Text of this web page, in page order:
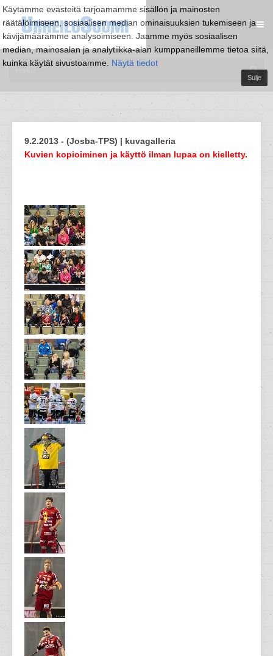
Käytämme evästeitä tarjoamamme sisällön ja mainosten
räätälöimiseen, sosiaalisen median ominaisuuksien tukemiseen ja
kävijämäärämme analysoimiseen. Jaamme myös sosiaalisen
median, mainosalan ja analytiikka-alan kumppaneillemme tietoa siitä,
kuinka käytät sivustoamme. Näytä tiedot
Sulje
9.2.2013 - (Josba-TPS) | kuvagalleria
Kuvien kopioiminen ja käyttö ilman lupaa on kielletty.